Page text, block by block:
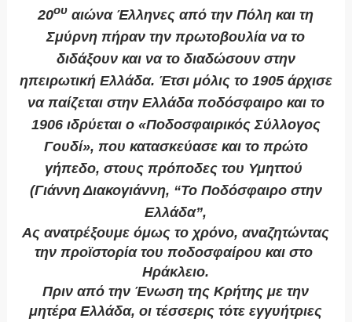
20ου αιώνα Έλληνες από την Πόλη και τη
Σμύρνη πήραν την πρωτοβουλία να το
διδάξουν και να το διαδώσουν στην
ηπειρωτική Ελλάδα. Έτσι μόλις το 1905 άρχισε
να παίζεται στην Ελλάδα ποδόσφαιρο και το
1906 ιδρύεται ο «Ποδοσφαιρικός Σύλλογος
Γουδί», που κατασκεύασε και το πρώτο
γήπεδο, στους πρόποδες του Υμηττού
(Γιάννη Διακογιάννη, “Το Ποδόσφαιρο στην
Ελλάδα”,
Ας ανατρέξουμε όμως το χρόνο, αναζητώντας
την προϊστορία του ποδοσφαίρου και στο
Ηράκλειο.
Πριν από την Ένωση της Κρήτης με την
μητέρα Ελλάδα, οι τέσσερις τότε εγγυήτριες